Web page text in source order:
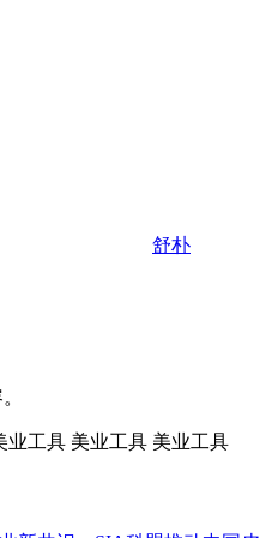
舒朴
业工具 美业工具 美业工具